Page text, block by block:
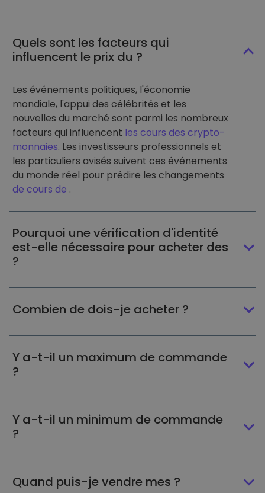
Quels sont les facteurs qui
influencent le prix du ?
Les événements politiques, l'économie
mondiale, l'appui des célébrités et les
nouvelles du marché sont parmi les nombreux
facteurs qui influencent les cours des crypto-
monnaies. Les investisseurs professionnels et
les particuliers avisés suivent ces événements
du monde réel pour prédire les changements
de cours de .
Pourquoi une vérification d'identité
est-elle nécessaire pour acheter des
?
Combien de dois-je acheter ?
Y a-t-il un maximum de commande
?
Y a-t-il un minimum de commande
?
Quand puis-je vendre mes ?